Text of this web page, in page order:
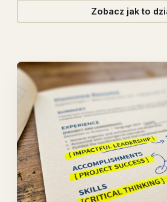
Zobacz jak to